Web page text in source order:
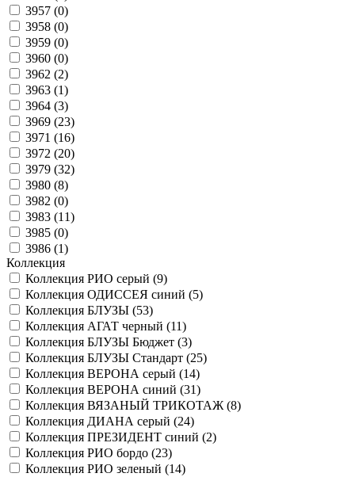
3957 (0)
3958 (0)
3959 (0)
3960 (0)
3962 (2)
3963 (1)
3964 (3)
3969 (23)
3971 (16)
3972 (20)
3979 (32)
3980 (8)
3982 (0)
3983 (11)
3985 (0)
3986 (1)
Коллекция
Коллекция РИО серый (9)
Коллекция ОДИССЕЯ синий (5)
Коллекция БЛУЗЫ (53)
Коллекция АГАТ черный (11)
Коллекция БЛУЗЫ Бюджет (3)
Коллекция БЛУЗЫ Стандарт (25)
Коллекция ВЕРОНА серый (14)
Коллекция ВЕРОНА синий (31)
Коллекция ВЯЗАНЫЙ ТРИКОТАЖ (8)
Коллекция ДИАНА серый (24)
Коллекция ПРЕЗИДЕНТ синий (2)
Коллекция РИО бордо (23)
Коллекция РИО зеленый (14)